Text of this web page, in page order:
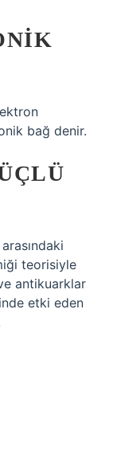
bağ denir.
teorisiyle
antikuarklar
etki eden